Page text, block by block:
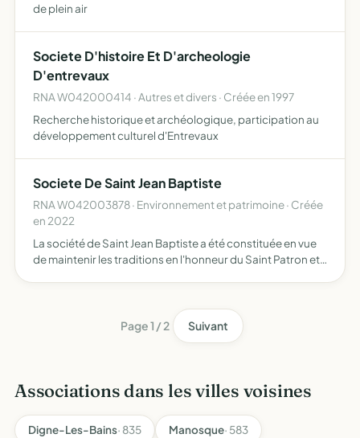
de plein air
Societe D'histoire Et D'archeologie
D'entrevaux
RNA W042000414 · Autres et divers · Créée en 1997
Recherche historique et archéologique, participation au
développement culturel d'Entrevaux
Societe De Saint Jean Baptiste
RNA W042003878 · Environnement et patrimoine · Créée
en 2022
La société de Saint Jean Baptiste a été constituée en vue
de maintenir les traditions en l'honneur du Saint Patron et
Page 1 / 2 Suivant
Associations dans les villes voisines
Digne-Les-Bains· 835 Manosque· 583